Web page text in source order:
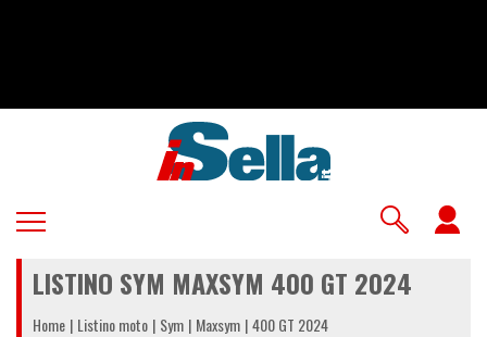
LISTINO SYM MAXSYM 400 GT 2024
Home Listino moto Sym Maxsym 400 GT 2024